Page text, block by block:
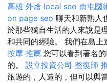
高雄 外燴 local seo 南屯國
on page seo 聊天和新熟人
於那些獨自生活的人來說是
和共同的經驗。 我們在島上
按摩 推薦 您可以看到著名
的。 設立投資公司 整復師
旅遊的，人造的，但可以與